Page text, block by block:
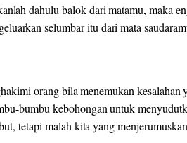
dahulu balok dari matamu, maka
selumbar itu dari mata
orang bila menemukan kesalahan
bumbu kebohongan untuk
tetapi malah kita yang